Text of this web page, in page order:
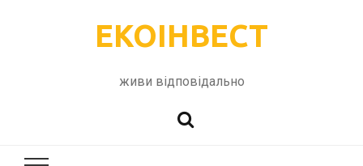
ЕКОІНВЕСТ
живи відповідально